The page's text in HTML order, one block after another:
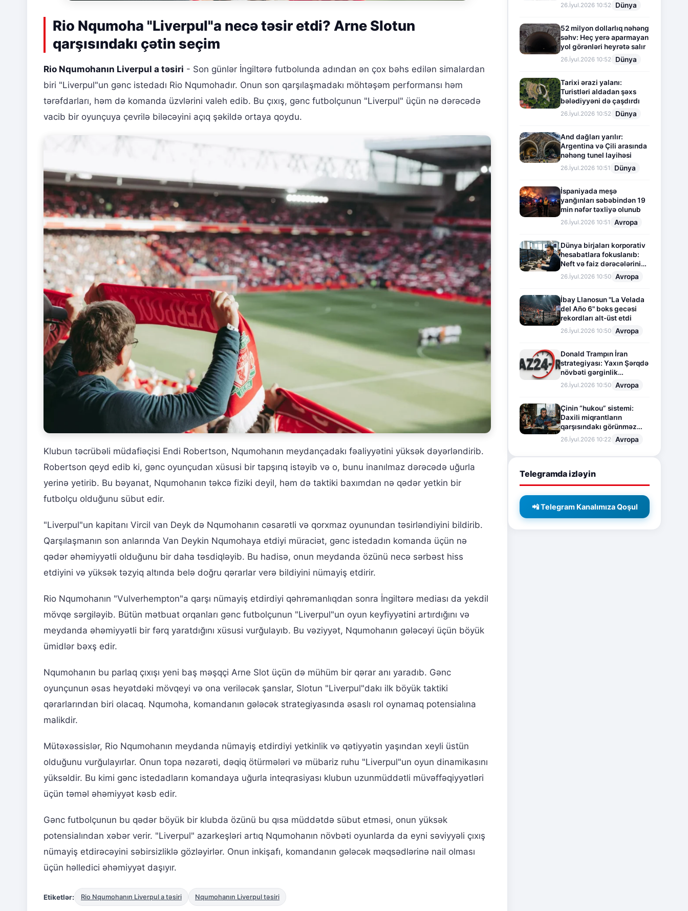
Rio Nqumoha "Liverpul"a necə təsir etdi? Arne Slotun
qarşısındakı çətin seçim
Rio Nqumohanın Liverpul a təsiri - Son günlər İngiltərə futbolunda adından ən çox bəhs edilən simalardan
biri "Liverpul"un gənc istedadı Rio Nqumohadır. Onun son qarşılaşmadakı möhtəşəm performansı həm
tərəfdarları, həm də komanda üzvlərini valeh edib. Bu çıxış, gənc futbolçunun "Liverpul" üçün nə dərəcədə
vacib bir oyunçuya çevrilə biləcəyini açıq şəkildə ortaya qoydu.
Klubun təcrübəli müdafiəçisi Endi Robertson, Nqumohanın meydançadakı fəaliyyətini yüksək dəyərləndirib.
Robertson qeyd edib ki, gənc oyunçudan xüsusi bir tapşırıq istəyib və o, bunu inanılmaz dərəcədə uğurla
yerinə yetirib. Bu bəyanat, Nqumohanın təkcə fiziki deyil, həm də taktiki baxımdan nə qədər yetkin bir
futbolçu olduğunu sübut edir.
"Liverpul"un kapitanı Vircil van Deyk də Nqumohanın cəsarətli və qorxmaz oyunundan təsirləndiyini bildirib.
Qarşılaşmanın son anlarında Van Deykin Nqumohaya etdiyi müraciət, gənc istedadın komanda üçün nə
qədər əhəmiyyətli olduğunu bir daha təsdiqləyib. Bu hadisə, onun meydanda özünü necə sərbəst hiss
etdiyini və yüksək təzyiq altında belə doğru qərarlar verə bildiyini nümayiş etdirir.
Rio Nqumohanın "Vulverhempton"a qarşı nümayiş etdirdiyi qəhrəmanlıqdan sonra İngiltərə mediası da yekdil
mövqe sərgiləyib. Bütün mətbuat orqanları gənc futbolçunun "Liverpul"un oyun keyfiyyətini artırdığını və
meydanda əhəmiyyətli bir fərq yaratdığını xüsusi vurğulayıb. Bu vəziyyət, Nqumohanın gələcəyi üçün böyük
ümidlər bəxş edir.
Nqumohanın bu parlaq çıxışı yeni baş məşqçi Arne Slot üçün də mühüm bir qərar anı yaradıb. Gənc
oyunçunun əsas heyətdəki mövqeyi və ona veriləcək şanslar, Slotun "Liverpul"dakı ilk böyük taktiki
qərarlarından biri olacaq. Nqumoha, komandanın gələcək strategiyasında əsaslı rol oynamaq potensialına
malikdir.
Mütəxəssislər, Rio Nqumohanın meydanda nümayiş etdirdiyi yetkinlik və qətiyyətin yaşından xeyli üstün
olduğunu vurğulayırlar. Onun topa nəzarəti, dəqiq ötürmələri və mübariz ruhu "Liverpul"un oyun dinamikasını
yüksəldir. Bu kimi gənc istedadların komandaya uğurla inteqrasiyası klubun uzunmüddətli müvəffəqiyyətləri
üçün təməl əhəmiyyət kəsb edir.
Gənc futbolçunun bu qədər böyük bir klubda özünü bu qısa müddətdə sübut etməsi, onun yüksək
potensialından xəbər verir. "Liverpul" azarkeşləri artıq Nqumohanın növbəti oyunlarda da eyni səviyyəli çıxış
nümayiş etdirəcəyini səbirsizliklə gözləyirlər. Onun inkişafı, komandanın gələcək məqsədlərinə nail olması
üçün həlledici əhəmiyyət daşıyır.
Etiketlər: Rio Nqumohanın Liverpul a təsiri Nqumohanın Liverpul təsiri
26.İyul.2026 10:52 Dünya
52 milyon dollarlıq nəhəng
səhv: Heç yerə aparmayan
yol görənləri heyrətə salır
26.İyul.2026 10:52 Dünya
Tarixi ərazi yalanı:
Turistləri aldadan şəxs
bələdiyyəni də çaşdırdı
26.İyul.2026 10:52 Dünya
And dağları yarılır:
Argentina və Çili arasında
nəhəng tunel layihəsi
26.İyul.2026 10:51 Dünya
İspaniyada meşə
yanğınları səbəbindən 19
min nəfər təxliyə olunub
26.İyul.2026 10:51 Avropa
Dünya birjaları korporativ
hesabatlara fokuslanıb:
Neft və faiz dərəcələrinin
təsiri altında cari vəziyyət
26.İyul.2026 10:50 Avropa
İbay Llanosun "La Velada
del Año 6" boks gecəsi
rekordları alt-üst etdi
26.İyul.2026 10:50 Avropa
Donald Trampın İran
strategiyası: Yaxın Şərqdə
növbəti gərginlik
mərhələsi
26.İyul.2026 10:50 Avropa
Çinin “hukou” sistemi:
Daxili miqrantların
qarşısındakı görünməz
sədd
26.İyul.2026 10:22 Avropa
Telegramda izləyin
📲 Telegram Kanalımıza Qoşul